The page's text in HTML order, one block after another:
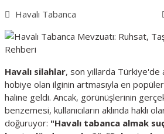
Havalı Tabanca
Havalı silahlar, son yıllarda Türkiye'de
hobiye olan ilginin artmasıyla en
haline geldi. Ancak, görünüşlerinin
benzemesi, kullanıcıların aklında haklı
doğuruyor: "Havalı tabanca almak